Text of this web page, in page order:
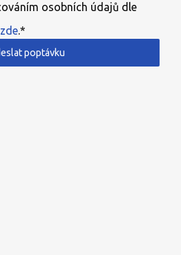
osobních údajů dle
zde.*